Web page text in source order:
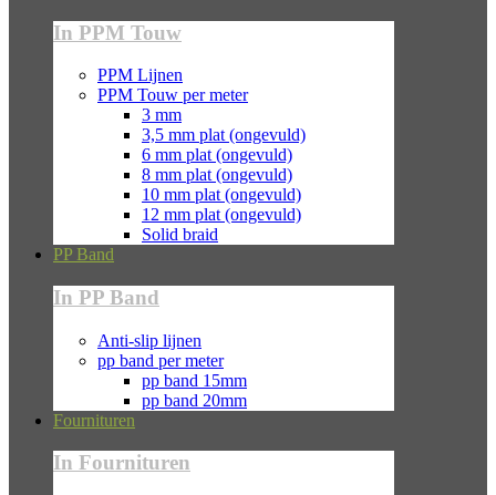
In PPM Touw
PPM Lijnen
PPM Touw per meter
3 mm
3,5 mm plat (ongevuld)
6 mm plat (ongevuld)
8 mm plat (ongevuld)
10 mm plat (ongevuld)
12 mm plat (ongevuld)
Solid braid
PP Band
In PP Band
Anti-slip lijnen
pp band per meter
pp band 15mm
pp band 20mm
Fournituren
In Fournituren